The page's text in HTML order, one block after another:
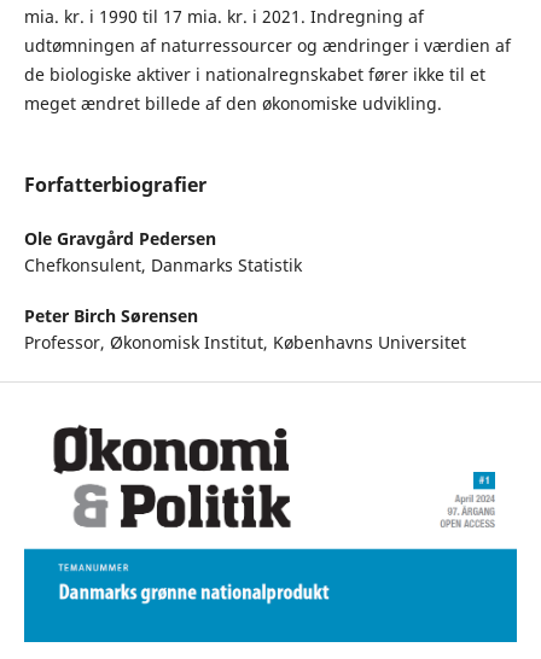
mia. kr. i 1990 til 17 mia. kr. i 2021. Indregning af
udtømningen af naturressourcer og ændringer i værdien af
de biologiske aktiver i nationalregnskabet fører ikke til et
meget ændret billede af den økonomiske udvikling.
Forfatterbiografier
Ole Gravgård Pedersen
Chefkonsulent, Danmarks Statistik
Peter Birch Sørensen
Professor, Økonomisk Institut, Københavns Universitet